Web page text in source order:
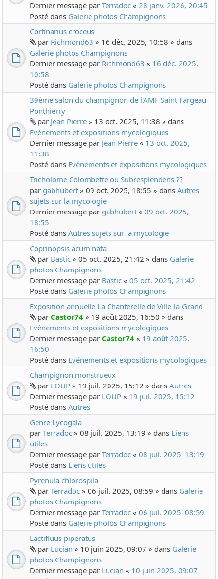
Dernier message par Terradoc « 28 janv. 2026, 20:45
Posté dans Galerie photos Champignons
Cortinarius croceus
par Richmond63 » 16 déc. 2025, 10:58 » dans
Galerie photos Champignons
Dernier message par Richmond63 « 16 déc. 2025,
10:58
Posté dans Galerie photos Champignons
39ème salon du champignon de l'AMF Saint Fargeau
Ponthierry
par Jean Pierre » 13 oct. 2025, 11:38 » dans
Evénements et expositions mycologiques
Dernier message par Jean Pierre « 13 oct. 2025,
11:38
Posté dans Evénements et expositions mycologiques
Tricholome Colombette ou Subresplendens ??
par gabhubert » 09 oct. 2025, 18:55 » dans Autres
sujets sur la mycologie
Dernier message par gabhubert « 09 oct. 2025,
18:55
Posté dans Autres sujets sur la mycologie
Coprinopsis acuminata
par Bastic » 05 oct. 2025, 21:42 » dans Galerie
photos Champignons
Dernier message par Bastic « 05 oct. 2025, 21:42
Posté dans Galerie photos Champignons
Exposition annuelle La Chanterelle de Ville-la-Grand
par Castor74 » 19 août 2025, 16:50 » dans
Evénements et expositions mycologiques
Dernier message par Castor74 « 19 août 2025,
16:50
Posté dans Evénements et expositions mycologiques
Champignon monstrueux
par LOUP » 19 juil. 2025, 15:12 » dans Autres
Dernier message par LOUP « 19 juil. 2025, 15:12
Posté dans Autres
Genre Lycogala
par Terradoc » 08 juil. 2025, 13:19 » dans Liens
utiles
Dernier message par Terradoc « 08 juil. 2025, 13:19
Posté dans Liens utiles
Pyrenula chlorospila
par Terradoc » 06 juil. 2025, 08:59 » dans Galerie
photos Champignons
Dernier message par Terradoc « 06 juil. 2025, 08:59
Posté dans Galerie photos Champignons
Lactifluus piperatus
par Lucian » 10 juin 2025, 09:07 » dans Galerie
photos Champignons
Dernier message par Lucian « 10 juin 2025, 09:07